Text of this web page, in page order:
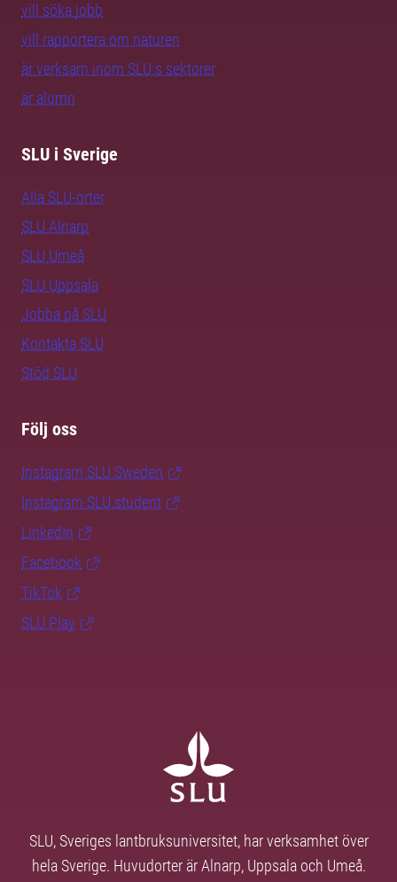
vill söka jobb
vill rapportera om naturen
är verksam inom SLU:s sektorer
är alumn
SLU i Sverige
Alla SLU-orter
SLU Alnarp
SLU Umeå
SLU Uppsala
Jobba på SLU
Kontakta SLU
Stöd SLU
Följ oss
Instagram SLU.Sweden
Instagram SLU.student
LinkedIn
Facebook
TikTok
SLU Play
SLU, Sveriges lantbruksuniversitet, har verksamhet över
hela Sverige. Huvudorter är Alnarp, Uppsala och Umeå.